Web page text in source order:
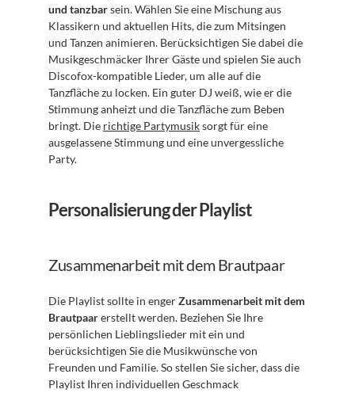
und tanzbar sein. Wählen Sie eine Mischung aus
Klassikern und aktuellen Hits, die zum Mitsingen
und Tanzen animieren. Berücksichtigen Sie dabei die
Musikgeschmäcker Ihrer Gäste und spielen Sie auch
Discofox-kompatible Lieder, um alle auf die
Tanzfläche zu locken. Ein guter DJ weiß, wie er die
Stimmung anheizt und die Tanzfläche zum Beben
bringt. Die richtige Partymusik sorgt für eine
ausgelassene Stimmung und eine unvergessliche
Party.
Personalisierung der Playlist
Zusammenarbeit mit dem Brautpaar
Die Playlist sollte in enger Zusammenarbeit mit dem
Brautpaar erstellt werden. Beziehen Sie Ihre
persönlichen Lieblingslieder mit ein und
berücksichtigen Sie die Musikwünsche von
Freunden und Familie. So stellen Sie sicher, dass die
Playlist Ihren individuellen Geschmack